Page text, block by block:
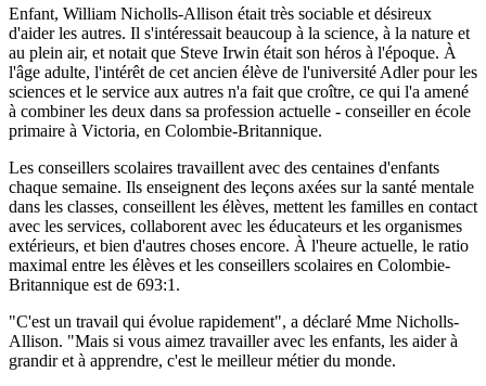
Enfant, William Nicholls-Allison était très sociable et désireux
d'aider les autres. Il s'intéressait beaucoup à la science, à la nature et
au plein air, et notait que Steve Irwin était son héros à l'époque. À
l'âge adulte, l'intérêt de cet ancien élève de l'université Adler pour les
sciences et le service aux autres n'a fait que croître, ce qui l'a amené
à combiner les deux dans sa profession actuelle - conseiller en école
primaire à Victoria, en Colombie-Britannique.
Les conseillers scolaires travaillent avec des centaines d'enfants
chaque semaine. Ils enseignent des leçons axées sur la santé mentale
dans les classes, conseillent les élèves, mettent les familles en contact
avec les services, collaborent avec les éducateurs et les organismes
extérieurs, et bien d'autres choses encore. À l'heure actuelle, le ratio
maximal entre les élèves et les conseillers scolaires en Colombie-
Britannique est de 693:1.
"C'est un travail qui évolue rapidement", a déclaré Mme Nicholls-
Allison. "Mais si vous aimez travailler avec les enfants, les aider à
grandir et à apprendre, c'est le meilleur métier du monde.